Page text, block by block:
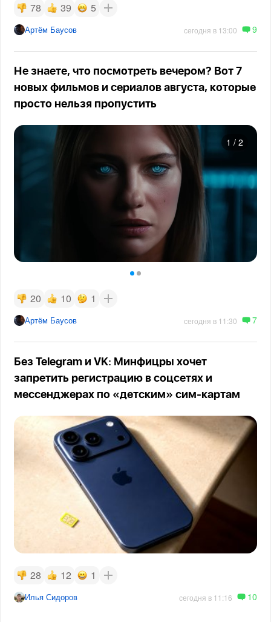
78 39 5
Артём Баусов сегодня в 13:00 9
Не знаете, что посмотреть вечером? Вот 7
новых фильмов и сериалов августа, которые
просто нельзя пропустить
1 / 2
20 10 1
Артём Баусов сегодня в 11:30 7
Без Telegram и VK: Минфицры хочет
запретить регистрацию в соцсетях и
мессенджерах по «детским» сим-картам
28 12 1
Илья Сидоров сегодня в 11:16 10